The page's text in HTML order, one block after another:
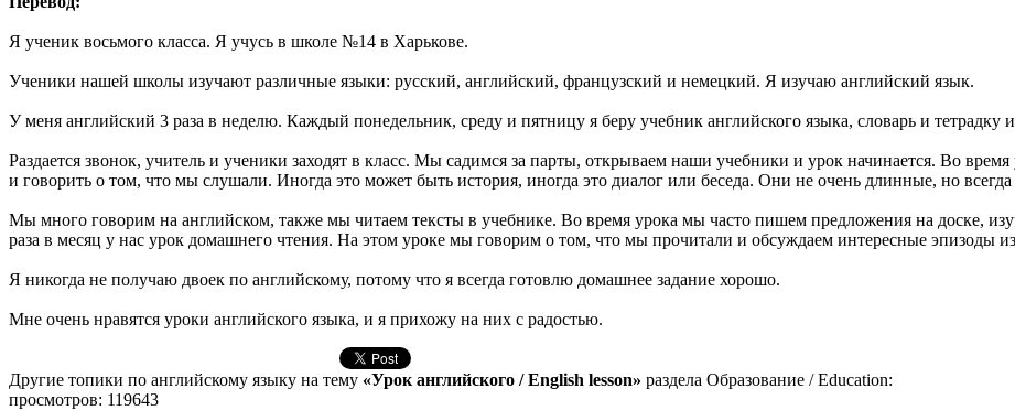
Я ученик восьмого класса. Я учусь в школе №14 в Харькове.
Ученики нашей школы изучают различные языки: русский, английский, французский и немецкий. Я изучаю английский язык.
У меня английский 3 раза в неделю. Каждый понедельник, среду и пятницу я беру учебник английского языка, словарь и тетрадку
Раздается звонок, учитель и ученики заходят в класс. Мы садимся за парты, открываем наши учебники и урок начинается. Во
и говорить о том, что мы слушали. Иногда это может быть история, иногда это диалог или беседа. Они не очень длинные, но
Мы много говорим на английском, также мы читаем тексты в учебнике. Во время урока мы часто пишем предложения на доске,
раза в месяц у нас урок домашнего чтения. На этом уроке мы говорим о том, что мы прочитали и обсуждаем интересные эпизоды
Я никогда не получаю двоек по английскому, потому что я всегда готовлю домашнее задание хорошо.
Мне очень нравятся уроки английского языка, и я прихожу на них с радостью.
Другие топики по английскому языку на тему «Урок английского / English lesson» раздела Образование / Education:
просмотров: 119643